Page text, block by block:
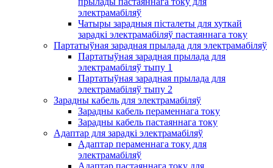
электрамабіляў
Чатыры зарадныя пісталеты для хуткай
зарадкі электрамабіляў пастаяннага току
Партатыўная зарадная прылада для электрамабіляў
Партатыўная зарадная прылада для
электрамабіляў тыпу 1
Партатыўная зарадная прылада для
электрамабіляў тыпу 2
Зарадны кабель для электрамабіляў
Зарадны кабель пераменнага току
Зарадны кабель пастаяннага току
Адаптар для зарадкі электрамабіляў
Адаптар пераменнага току для
электрамабіляў
Адаптар пастаяннага току для